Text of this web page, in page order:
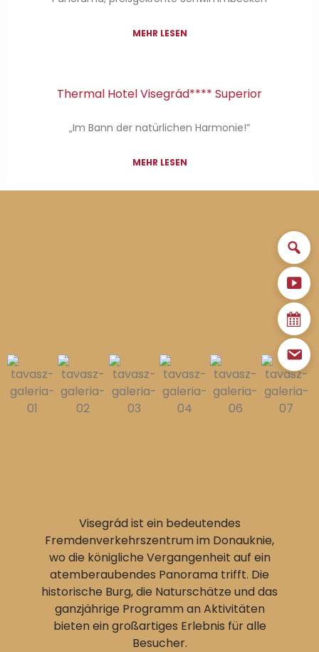
MEHR LESEN
Thermal Hotel Visegrád**** Superior
„Im Bann der natürlichen Harmonie!”
MEHR LESEN
Visegrád ist ein bedeutendes
Fremdenverkehrszentrum im Donauknie,
wo die königliche Vergangenheit auf ein
atemberaubendes Panorama trifft. Die
historische Burg, die Naturschätze und das
ganzjährige Programm an Aktivitäten
bieten ein großartiges Erlebnis für alle
Besucher.